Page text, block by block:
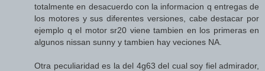
totalmente en desacuerdo con la informacion q entregas de
los motores y sus diferentes versiones, cabe destacar por
ejemplo q el motor sr20 viene tambien en los primeras en
algunos nissan sunny y tambien hay veciones NA.
Otra peculiaridad es la del 4g63 del cual soy fiel admirador,